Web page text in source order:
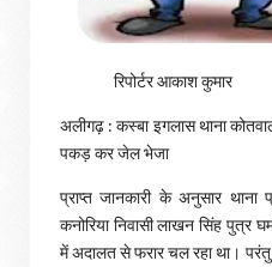
रिपोर्टर आकाश कुमार
अलीगढ़ : कस्बा इगलास थाना
पकड़ कर जेल भेजा
प्राप्त जानकारी के अनुसार थाना
कनोरिया निवासी लाखन सिंह पुत्र
में अदालत से फरार चल रहा था।